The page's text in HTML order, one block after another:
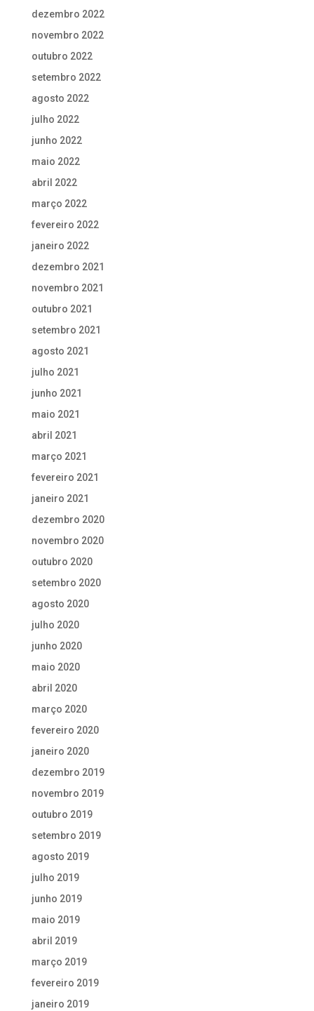
dezembro 2022
novembro 2022
outubro 2022
setembro 2022
agosto 2022
julho 2022
junho 2022
maio 2022
abril 2022
março 2022
fevereiro 2022
janeiro 2022
dezembro 2021
novembro 2021
outubro 2021
setembro 2021
agosto 2021
julho 2021
junho 2021
maio 2021
abril 2021
março 2021
fevereiro 2021
janeiro 2021
dezembro 2020
novembro 2020
outubro 2020
setembro 2020
agosto 2020
julho 2020
junho 2020
maio 2020
abril 2020
março 2020
fevereiro 2020
janeiro 2020
dezembro 2019
novembro 2019
outubro 2019
setembro 2019
agosto 2019
julho 2019
junho 2019
maio 2019
abril 2019
março 2019
fevereiro 2019
janeiro 2019